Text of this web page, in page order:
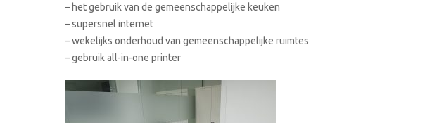
– het gebruik van de gemeenschappelijke keuken
– supersnel internet
– wekelijks onderhoud van gemeenschappelijke ruimtes
– gebruik all-in-one printer